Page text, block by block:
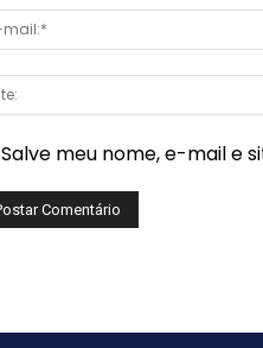
Salve meu nome, e-mail e